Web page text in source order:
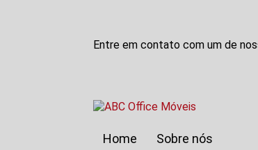
Entre em contato com um de
Home
Sobre nós